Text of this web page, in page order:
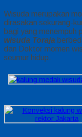
Wisuda merupakan
dirasakan sekurang-
bagi yang menempuh
wisuda Toraja
dan Doktor momen
seumur hidup.